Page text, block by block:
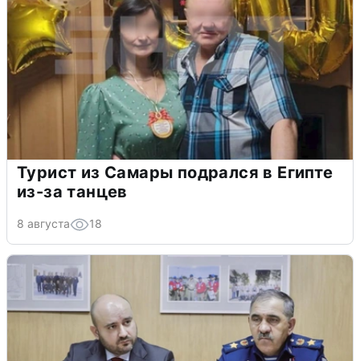
Турист из Самары подрался в Египте
из-за танцев
8 августа 18